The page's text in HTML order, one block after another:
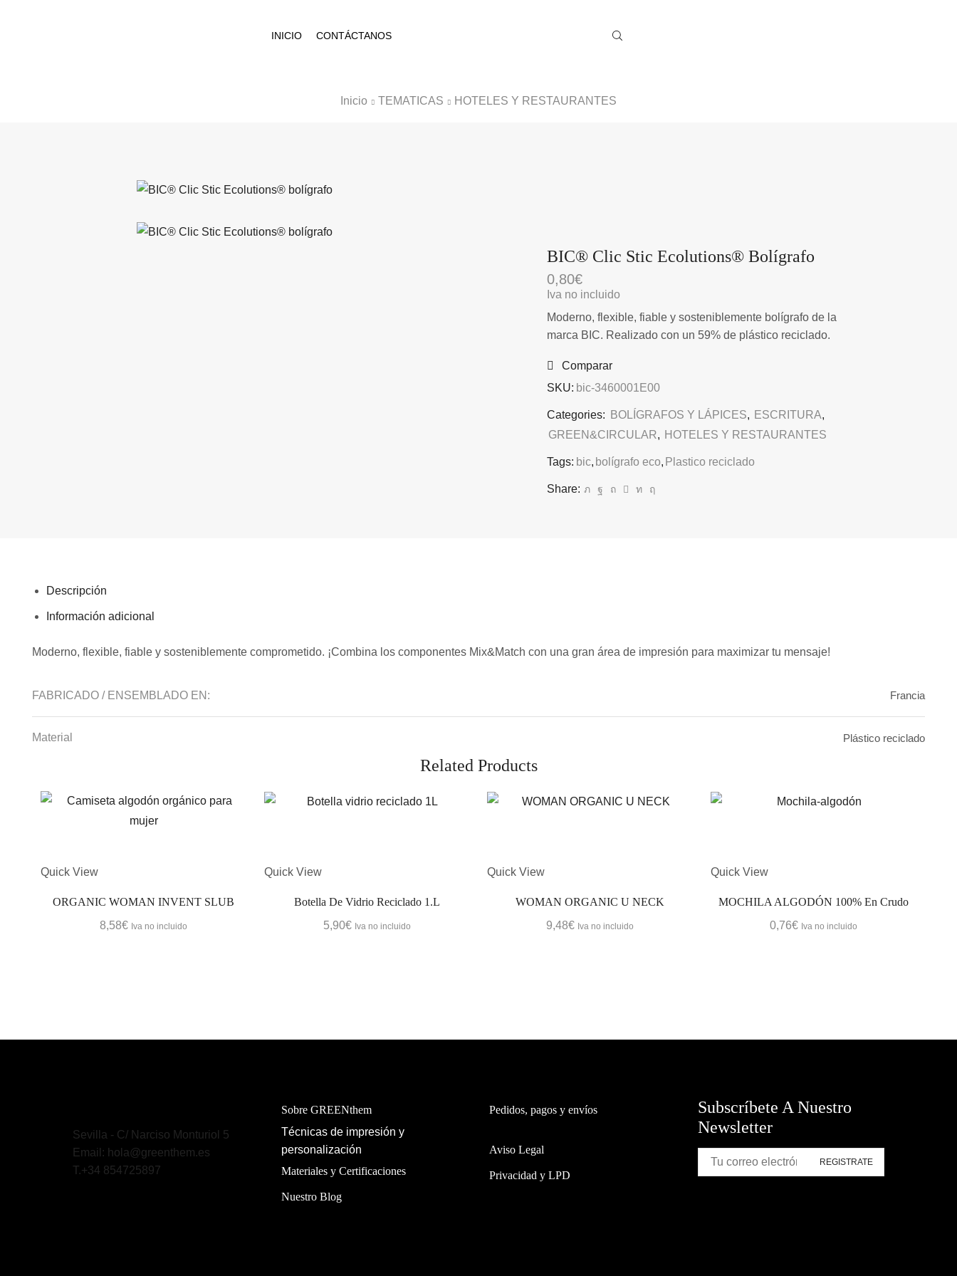
INICIO CONTÁCTANOS
Inicio TEMATICAS HOTELES Y RESTAURANTES
BIC® Clic Stic Ecolutions® Bolígrafo
0,80€
Iva no incluido
Moderno, flexible, fiable y sosteniblemente bolígrafo de la
marca BIC. Realizado con un 59% de plástico reciclado.
Comparar
SKU: bic-3460001E00
Categories: BOLÍGRAFOS Y LÁPICES, ESCRITURA,
GREEN&CIRCULAR, HOTELES Y RESTAURANTES
Tags: bic, bolígrafo eco, Plastico reciclado
Share:
Descripción
Información adicional
Moderno, flexible, fiable y sosteniblemente comprometido. ¡Combina los componentes Mix&Match con una gran área de impresión para maximizar tu mensaje!
FABRICADO / ENSEMBLADO EN: Francia
Material Plástico reciclado
Related Products
Quick View
ORGANIC WOMAN INVENT SLUB
8,58€ Iva no incluido
Quick View
Botella De Vidrio Reciclado 1.L
5,90€ Iva no incluido
Quick View
WOMAN ORGANIC U NECK
9,48€ Iva no incluido
Quick View
MOCHILA ALGODÓN 100% En Crudo
0,76€ Iva no incluido
Sevilla - C/ Narciso Monturiol 5
Email: hola@greenthem.es
T.+34 854725897
Sobre GREENthem
Técnicas de impresión y
personalización
Materiales y Certificaciones
Nuestro Blog
Pedidos, pagos y envíos
Aviso Legal
Privacidad y LPD
Subscríbete A Nuestro
Newsletter